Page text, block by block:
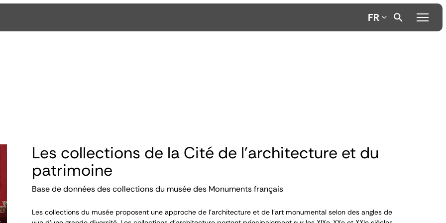
FR
Les collections de la Cité de l'architecture et du
patrimoine
Base de données des collections du musée des Monuments français
Les collections du musée proposent une approche de l’architecture et de l’art monumental selon des angles de